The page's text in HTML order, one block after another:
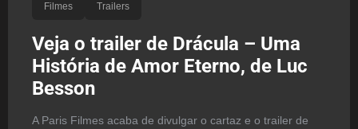
Filmes Trailers
Veja o trailer de Drácula – Uma
História de Amor Eterno, de Luc
Besson
A Paris Filmes acaba de divulgar o cartaz e o trailer de